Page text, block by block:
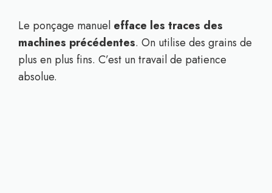
Le ponçage manuel efface les traces des
machines précédentes. On utilise des grains de
plus en plus fins. C’est un travail de patience
absolue.